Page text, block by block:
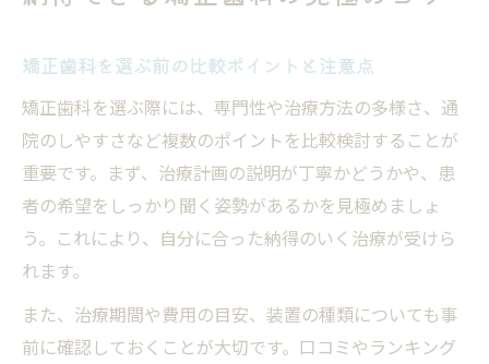
矯正歯科を選ぶ前の比較ポイントと注意点
矯正歯科を選ぶ際には、専門性や治療方法の多様さ、通
院のしやすさなど複数のポイントを比較検討することが
重要です。まず、治療計画の説明が丁寧かどうかや、患
者の希望をしっかり聞く姿勢があるかを見極めましょ
う。これにより、自分に合った納得のいく治療が受けら
れます。
また、治療期間や費用の目安、装置の種類についても事
前に確認しておくことが大切です。口コミやランキング